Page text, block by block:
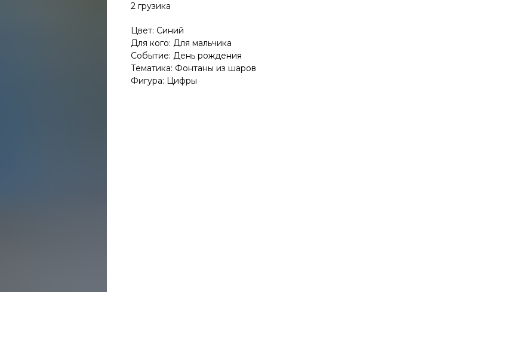
2 грузика
Цвет: Синий
Для кого: Для мальчика
Событие: День рождения
Тематика: Фонтаны из шаров
Фигура: Цифры